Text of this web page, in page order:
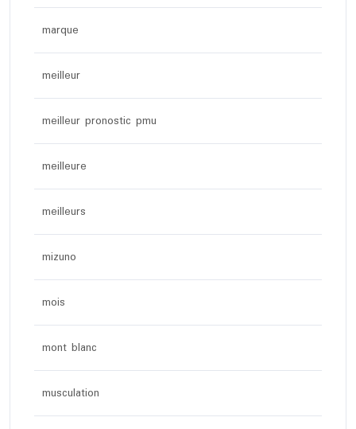
marque
meilleur
meilleur pronostic pmu
meilleure
meilleurs
mizuno
mois
mont blanc
musculation